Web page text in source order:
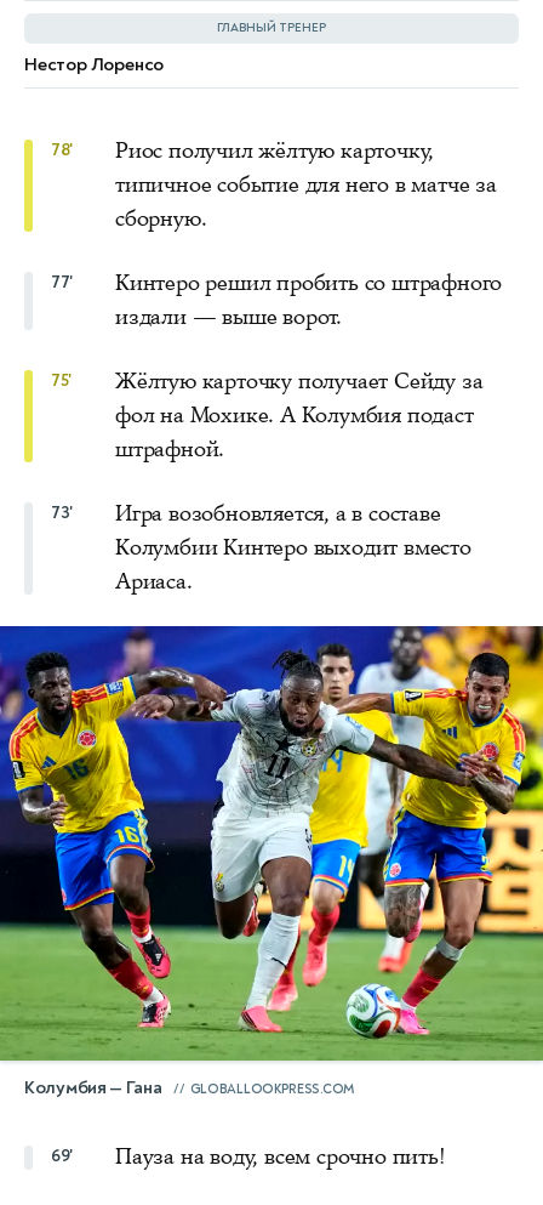
ГЛАВНЫЙ ТРЕНЕР
Нестор Лоренсо
Карлуш Куэйруш
78'
Риос получил жёлтую карточку,
типичное событие для него в матче за
сборную.
77'
Кинтеро решил пробить со штрафного
издали — выше ворот.
75'
Жёлтую карточку получает Сейду за
фол на Мохике. А Колумбия подаст
штрафной.
73'
Игра возобновляется, а в составе
Колумбии Кинтеро выходит вместо
Ариаса.
Колумбия — Гана GLOBALLOOKPRESS.COM
69' Пауза на воду, всем срочно пить!